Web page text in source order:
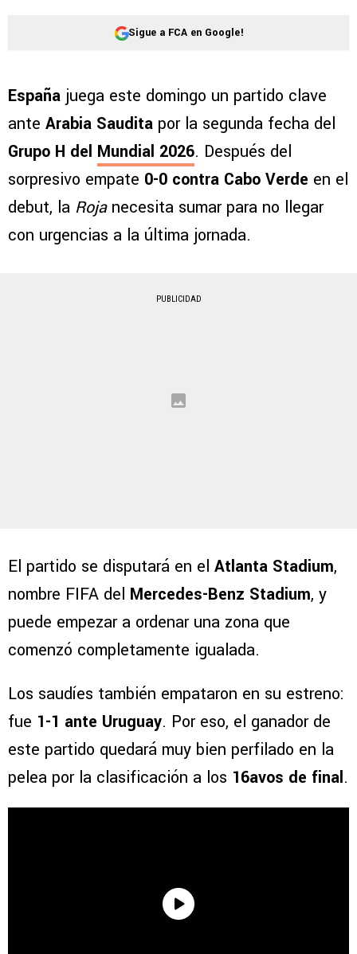
Sigue a FCA en Google!
España juega este domingo un partido clave
ante Arabia Saudita por la segunda fecha del
Grupo H del Mundial 2026. Después del
sorpresivo empate 0-0 contra Cabo Verde en el
debut, la Rojanecesita sumar para no llegar
con urgencias a la última jornada.
PUBLICIDAD
El partido se disputará en el Atlanta Stadium,
nombre FIFA del Mercedes-Benz Stadium, y
puede empezar a ordenar una zona que
comenzó completamente igualada.
Los saudíes también empataron en su estreno:
fue 1-1 ante Uruguay. Por eso, el ganador de
este partido quedará muy bien perfilado en la
pelea por la clasificación a los 16avos de final.